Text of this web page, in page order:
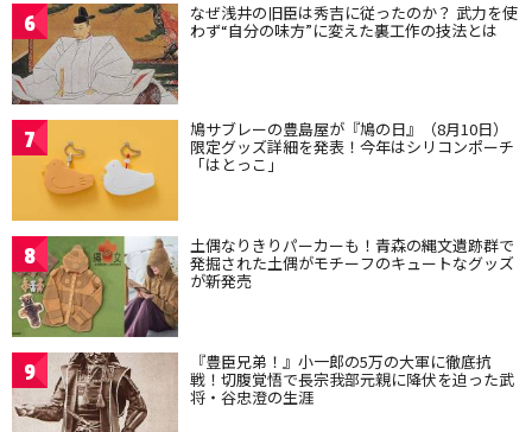
6 なぜ浅井の旧臣は秀吉に従ったのか？ 武力を使
わず“自分の味方”に変えた裏工作の技法とは
7 鳩サブレーの豊島屋が『鳩の日』（8月10日）
限定グッズ詳細を発表！今年はシリコンポーチ
「はとっこ」
8 土偶なりきりパーカーも！青森の縄文遺跡群で
発掘された土偶がモチーフのキュートなグッズ
が新発売
9 『豊臣兄弟！』小一郎の5万の大軍に徹底抗
戦！切腹覚悟で長宗我部元親に降伏を迫った武
将・谷忠澄の生涯